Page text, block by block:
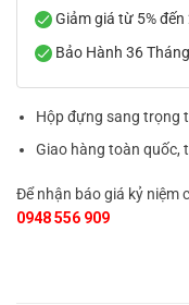
Giảm giá từ 5%
Bảo Hành 36 Tháng
Hộp đựng sang trọng
Giao hàng toàn quốc,
Để nhận báo giá kỷ niệm
0948 556 909